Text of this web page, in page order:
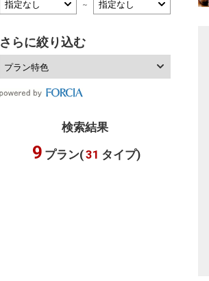
～
さらに絞り込む
プラン特色
検索結果
9 プラン(31 タイプ)